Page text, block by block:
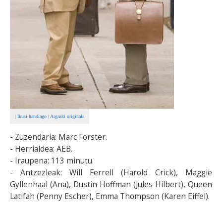
| Ikusi handiago | Argazki originala
- Zuzendaria: Marc Forster.
- Herrialdea: AEB.
- Iraupena: 113 minutu.
- Antzezleak: Will Ferrell (Harold Crick), Maggie
Gyllenhaal (Ana), Dustin Hoffman (Jules Hilbert), Queen
Latifah (Penny Escher), Emma Thompson (Karen Eiffel).